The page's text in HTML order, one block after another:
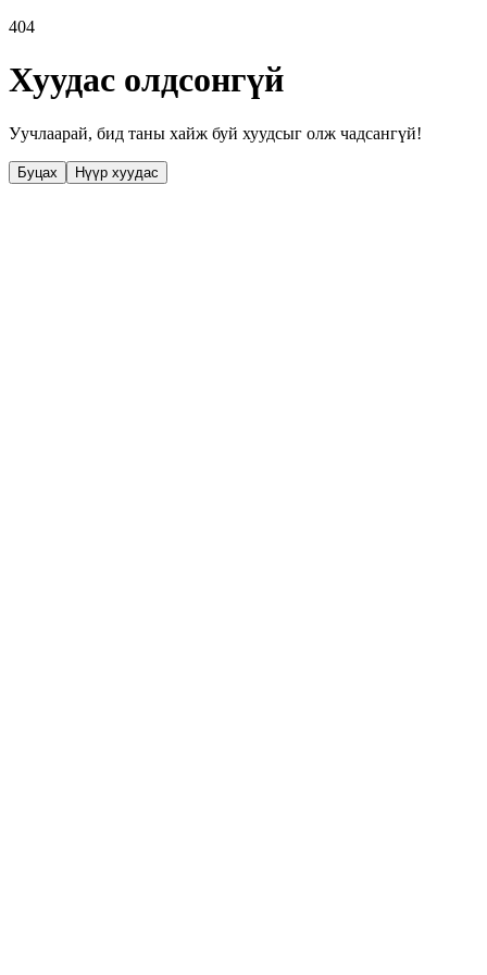
404
Хуудас олдсонгүй
Уучлаарай, бид таны хайж буй хуудсыг олж чадсангүй!
Буцах Нүүр хуудас